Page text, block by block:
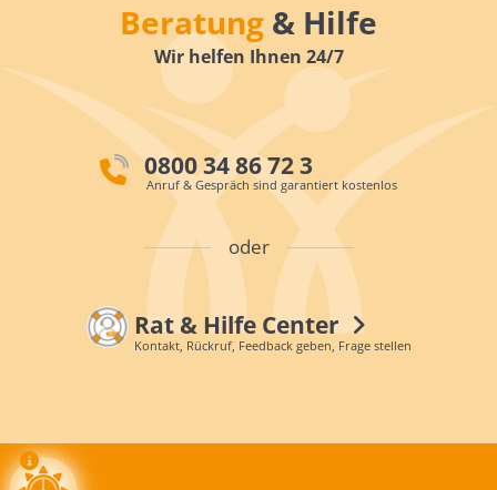
Beratung & Hilfe
Wir helfen Ihnen 24/7
0800 34 86 72 3
Anruf & Gespräch sind garantiert kostenlos
oder
Rat & Hilfe Center
Kontakt, Rückruf, Feedback geben, Frage stellen